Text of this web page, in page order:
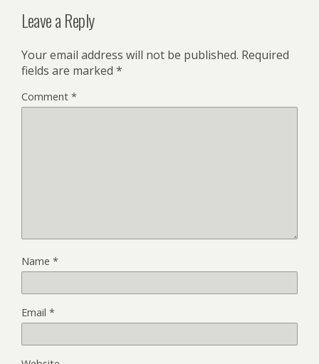
Leave a Reply
Your email address will not be published. Required
fields are marked *
Comment *
Name *
Email *